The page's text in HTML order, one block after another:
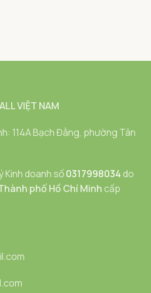
VIỆT NAM
114A Bạch Đằng, phường Tân
Kinh doanh số0317998034 do
phố Hồ Chí Minh cấp